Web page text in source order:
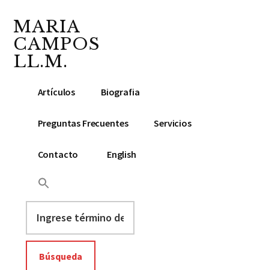
contenido
principal
barra
lateral
footer
menu
MARIA
CAMPOS
LL.M.
Público
Artículos Biografia
Preguntas Frecuentes Servicios
Contacto English
término
de
búsqueda